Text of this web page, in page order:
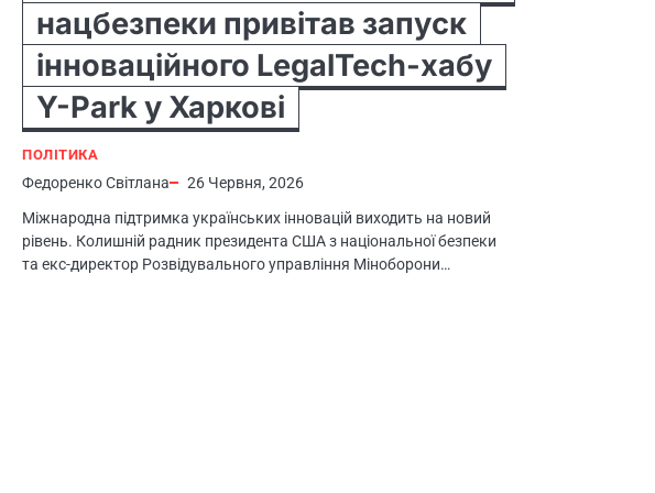
нацбезпеки привітав запуск
інноваційного LegalTech-хабу
Y-Park у Харкові
ПОЛІТИКА
Федоренко Світлана
26 Червня, 2026
Міжнародна підтримка українських інновацій виходить на новий
рівень. Колишній радник президента США з національної безпеки
та екс-директор Розвідувального управління Міноборони…